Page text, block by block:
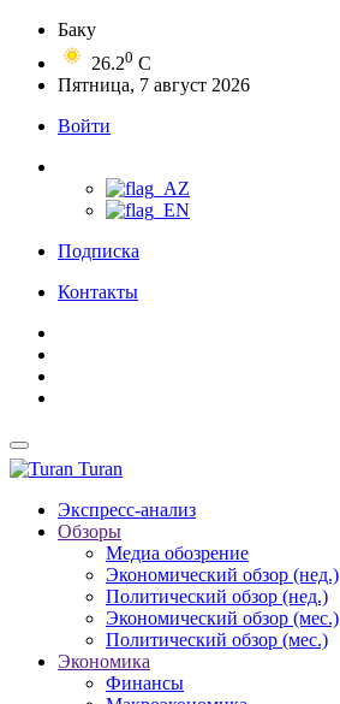
Баку
26.20 C
Пятница, 7 август 2026
Войти
Подписка
Контакты
Turan
Экспресс-анализ
Обзоры
Медиа обозрение
Экономический обзор (нед.)
Политический обзор (нед.)
Экономический обзор (мес.)
Политический обзор (мес.)
Экономика
Финансы